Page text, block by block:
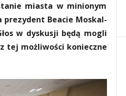
miasta w minionym
Beacie Moskal-
w dyskusji będą mogli
tej możliwości konieczne